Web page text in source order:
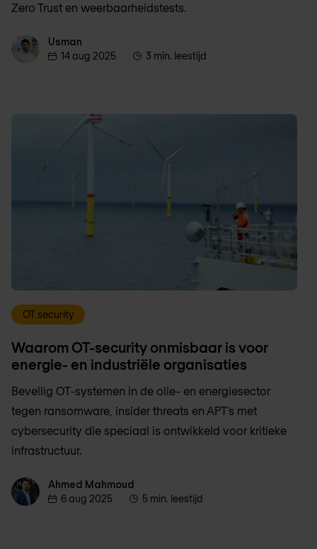
Zero Trust en weerbaarheidstests.
Usman
Usman
14 aug 2025
3 min. leestijd
OT security
Waarom OT-security onmisbaar is voor
energie- en industriële organisaties
Beveilig OT-systemen in de olie- en energiesector
tegen ransomware, insider threats en APT’s met
cybersecurity die speciaal is ontwikkeld voor kritieke
infrastructuur.
Ahmed Mahmoud
Ahmed Mahmoud
6 aug 2025
5 min. leestijd